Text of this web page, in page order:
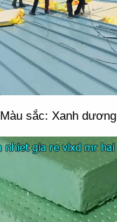
Màu sắc: Xanh dương